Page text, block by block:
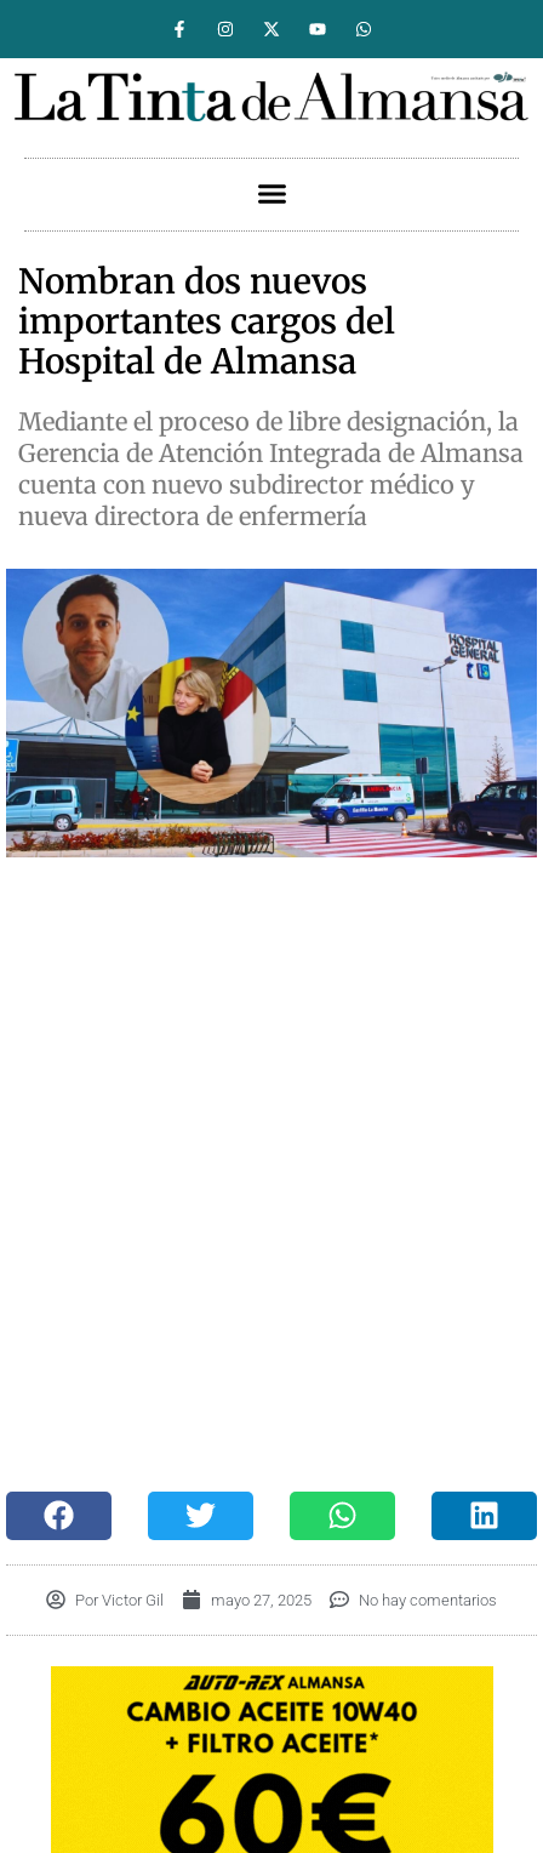
Nombran dos nuevos
importantes cargos del
Hospital de Almansa
Mediante el proceso de libre designación, la
Gerencia de Atención Integrada de Almansa
cuenta con nuevo subdirector médico y
nueva directora de enfermería
Por Victor Gil mayo 27, 2025 No hay comentarios